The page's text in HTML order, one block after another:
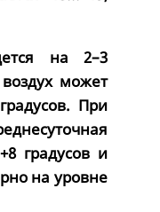
на 2–3
может
При
градусов и
на уровне